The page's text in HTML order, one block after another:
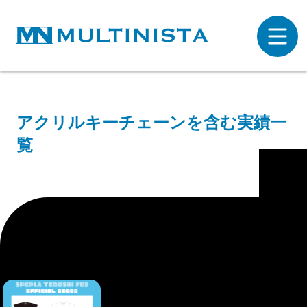
アクリルキーチェーンを含む実績一
覧